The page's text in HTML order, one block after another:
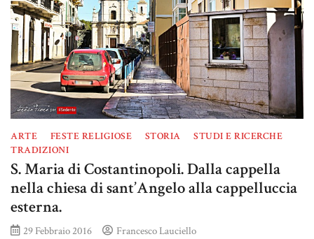
ARTE FESTE RELIGIOSE STORIA
STUDI E RICERCHE
TRADIZIONI
S. Maria di Costantinopoli. Dalla cappella
nella chiesa di sant’Angelo alla cappelluccia
esterna.
29 Febbraio 2016 Francesco Lauciello